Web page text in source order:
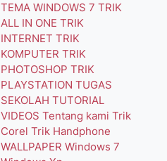
TEMA WINDOWS 7 TRIK
ALL IN ONE TRIK
INTERNET TRIK
KOMPUTER TRIK
PHOTOSHOP TRIK
PLAYSTATION TUGAS
SEKOLAH TUTORIAL
VIDEOS Tentang kami Trik
Corel Trik Handphone
WALLPAPER Windows 7